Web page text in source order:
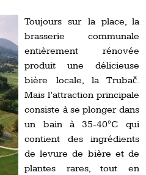
Toujours sur la place, la
brasserie communale
entièrement rénovée
produit une délicieuse
bière locale, la Trubač.
Mais l’attraction principale
consiste à se plonger dans
un bain à 35-40°C qui
contient des ingrédients
de levure de bière et de
plantes rares, tout en